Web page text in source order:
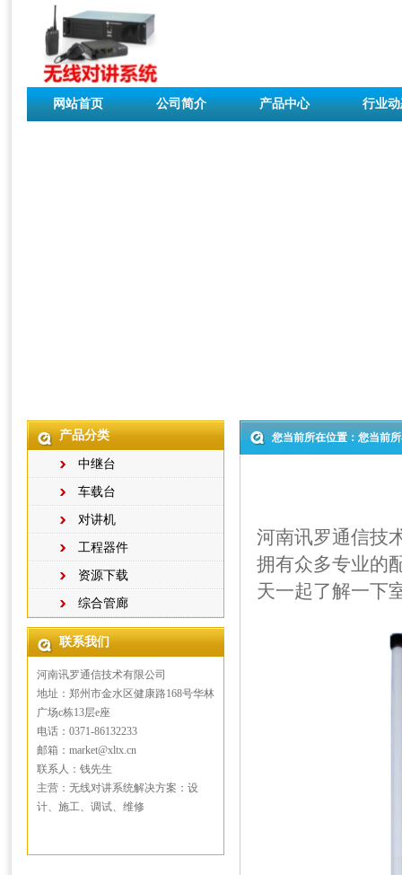
网站首页 公司简介 产品中心 行业
产品分类
中继台
车载台
对讲机
工程器件
资源下载
综合管廊
联系我们
河南讯罗通信技术有限公司
地址：郑州市金水区健康路168号华林
广场c栋13层e座
电话：0371-86132233
邮箱：market@xltx.cn
联系人：钱先生
主营：无线对讲系统解决方案：设
计、施工、调试、维修
您当前所在位置：您当前
河南讯罗通信技
拥有众多专业的
天一起了解一下